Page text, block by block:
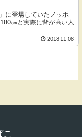
に登場していたノッポ
㎝と実際に背が高い人
2018.11.08
こ